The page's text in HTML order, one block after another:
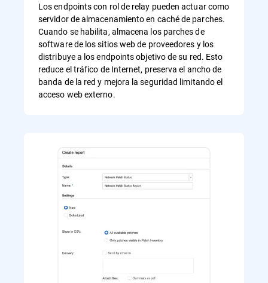
Los endpoints con rol de relay pueden actuar como
servidor de almacenamiento en caché de parches.
Cuando se habilita, almacena los parches de
software de los sitios web de proveedores y los
distribuye a los endpoints objetivo de su red. Esto
reduce el tráfico de Internet, preserva el ancho de
banda de la red y mejora la seguridad limitando el
acceso web externo.